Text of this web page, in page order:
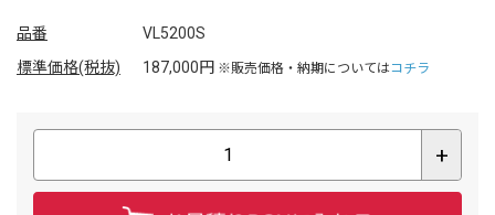
品番
VL5200S
標準価格(税抜)
187,000円 ※販売価格・納期についてはコチラ
+